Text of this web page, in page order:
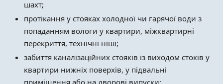
шахт;
протікання у стояках холодної чи гарячої води з
попаданням вологи у квартири, міжквартирні
перекриття, технічні ніші;
забиття каналізаційних стояків із виходом стоків у
квартири нижніх поверхів, у підвальні
приміщення або на дворові випуски;